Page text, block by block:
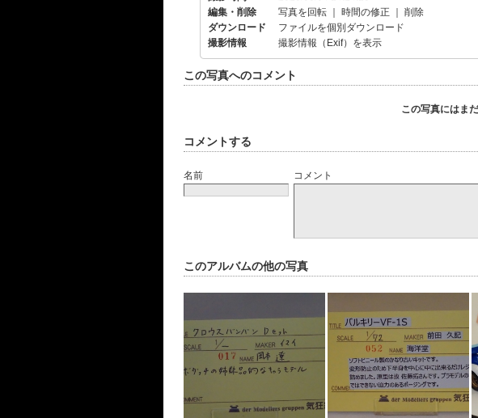
編集・削除
写真を回転 時間の修正
削除
ダウンロード
ファイルを個別ダウンロード
撮影情報
撮影情報（Exif）を表示
この写真へのコメント
この写真にはま
コメントする
名前 コメント
このアルバムの他の写真